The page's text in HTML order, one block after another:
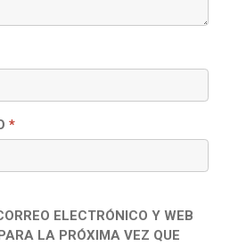
*
ELECTRÓNICO Y WEB
LA PRÓXIMA VEZ QUE